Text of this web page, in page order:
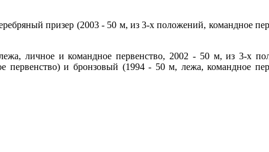
призер (2003 - 50 м, из 3-х положений, командное
личное и командное первенство, 2002 - 50 м, из 3-х
первенство) и бронзовый (1994 - 50 м, лежа, командное